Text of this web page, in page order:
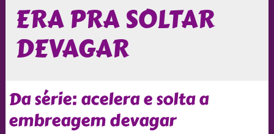
ERA PRA SOLTAR
DEVAGAR
Da série: acelera e solta a
embreagem devagar